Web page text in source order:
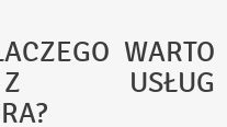
WARTO
Z USŁUG